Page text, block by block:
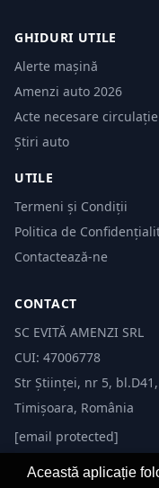
GHIDURI UTILE
Alerte mașină
Amenzi auto 2026
Acte necesare circulație
Știri auto
UTILE
Termeni și Condiții
Politica de
Contactează-ne
CONTACT
SC EVITĂ AMENZI SRL
CUI: 47006778
Str Științei, nr 5,
Timișoara, România
[email protected]
Această aplicație